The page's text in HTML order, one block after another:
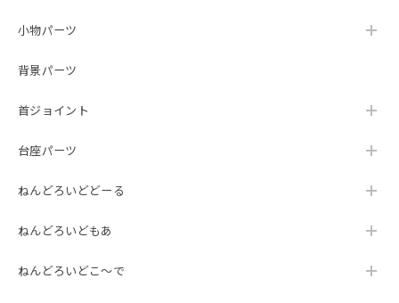
小物パーツ
背景パーツ
首ジョイント
台座パーツ
ねんどろいどどーる
ねんどろいどもあ
ねんどろいどこ～で